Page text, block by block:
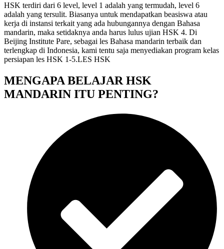
HSK terdiri dari 6 level, level 1 adalah yang termudah, level 6
adalah yang tersulit. Biasanya untuk mendapatkan beasiswa atau
kerja di instansi terkait yang ada hubungannya dengan Bahasa
mandarin, maka setidaknya anda harus lulus ujian HSK 4. Di
Beijing Institute Pare, sebagai les Bahasa mandarin terbaik dan
terlengkap di Indonesia, kami tentu saja menyediakan program kelas
persiapan les HSK 1-5.LES HSK
MENGAPA BELAJAR HSK
MANDARIN ITU PENTING?